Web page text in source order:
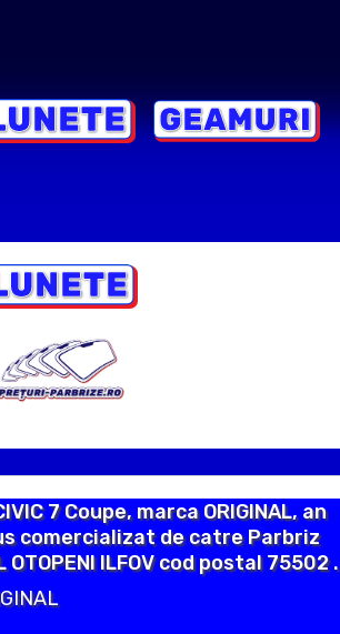
7 Coupe, marca ORIGINAL, an
comercializat de catre Parbriz
OTOPENI ILFOV cod postal 75502 .